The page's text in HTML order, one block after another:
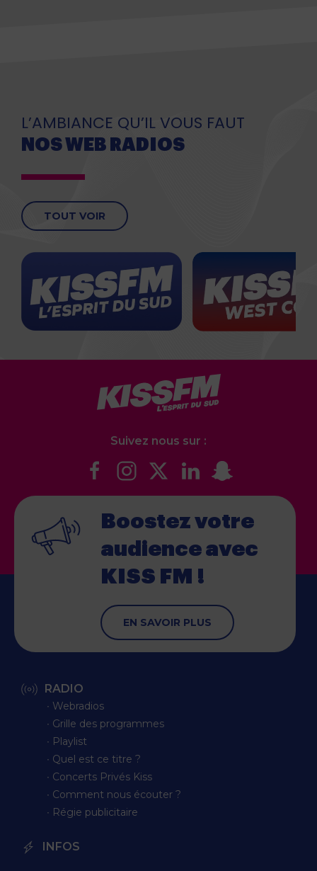
L’AMBIANCE QU’IL VOUS FAUT
NOS WEB RADIOS
TOUT VOIR
Suivez nous sur :
Boostez votre
audience avec
KISS FM !
EN SAVOIR PLUS
RADIO
∙ Webradios
∙ Grille des programmes
∙ Playlist
∙ Quel est ce titre ?
∙ Concerts Privés Kiss
∙ Comment nous écouter ?
∙ Régie publicitaire
INFOS